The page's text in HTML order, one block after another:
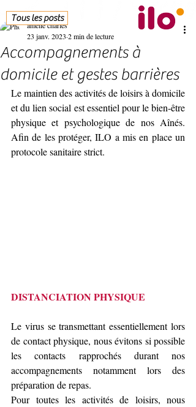
Accompagnements à
domicile et gestes barrières
amelie charles
23 janv. 2023 2 min de lecture
Le maintien des activités de loisirs à domicile
et du lien social est essentiel pour le bien-être
physique et psychologique de nos Aînés.
Afin de les protéger, ILO a mis en place un
protocole sanitaire strict.
DISTANCIATION PHYSIQUE
Le virus se transmettant essentiellement lors
de contact physique, nous évitons si possible
les contacts rapprochés durant nos
accompagnements notamment lors des
préparation de repas.
Pour toutes les activités de loisirs, nous
Tous les posts